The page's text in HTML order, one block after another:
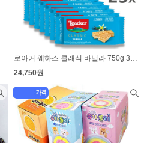
로아커 웨하스 클래식 바닐라 750g 30g×25개
24,750원